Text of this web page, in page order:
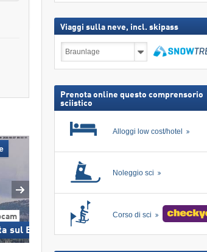
sul Brocken
Webcam
Stazione a monte
Viaggi sulla neve, incl. skipass
sulla
Prenota online questo comprensorio
sciistico
Alloggi low cost/hotel
Noleggio sci
Corso di sci